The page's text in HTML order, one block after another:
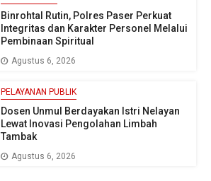
Binrohtal Rutin, Polres Paser Perkuat
Integritas dan Karakter Personel Melalui
Pembinaan Spiritual
Agustus 6, 2026
PELAYANAN PUBLIK
Dosen Unmul Berdayakan Istri Nelayan
Lewat Inovasi Pengolahan Limbah
Tambak
Agustus 6, 2026